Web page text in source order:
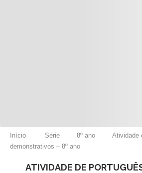
Início Série 8º ano
Atividade
demonstrativos – 8º ano
ATIVIDADE DE